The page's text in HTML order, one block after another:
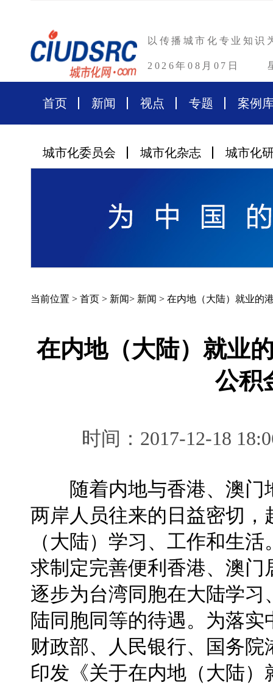
以传播城市化专业知识
2026年08月07日
首页 新闻 视点 专题 案例
城市化委员会 城市化杂志 城市化
当前位置 > 首页 > 新闻> 新闻 > 在内地（大陆）就业的
在内地（大陆）就业
公积
时间：2017-12-18
随着内地与香港、澳门
两岸人员往来的日益密切
（大陆）学习、工作和生
求制定完善便利香港、澳
逐步为台湾同胞在大陆学
陆同胞同等的待遇。为落
财政部、人民银行、国务
印发《关于在内地（大陆